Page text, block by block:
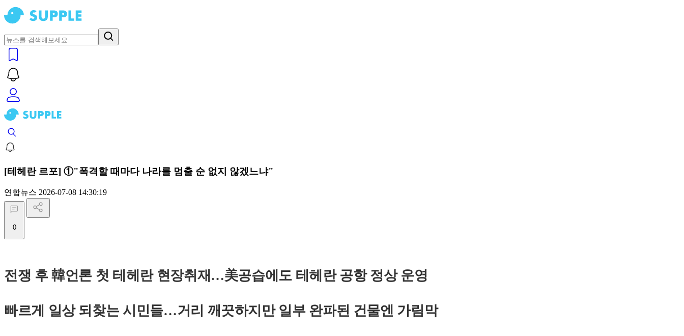
[테헤란 르포] ①"폭격할 때마다 나라를 멈출 순 없지 않겠느냐"
연합뉴스 2026-07-08 14:30:19
0
전쟁 후 韓언론 첫 테헤란 현장취재…美공습에도 테헤란 공항 정상 운영
빠르게 일상 되찾는 시민들…거리 깨끗하지만 일부 완파된 건물엔 가림막